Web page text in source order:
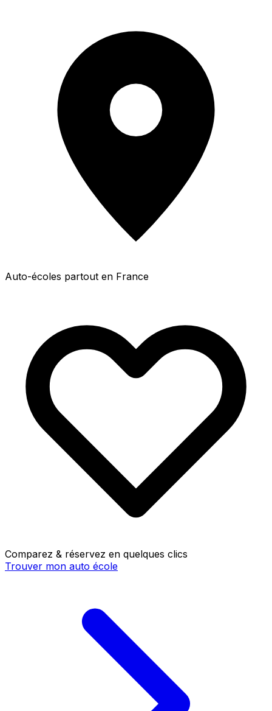
Auto-écoles partout en France
Comparez & réservez en quelques clics
Trouver mon auto école